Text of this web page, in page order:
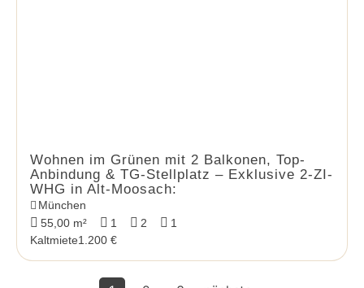
Wohnen im Grünen mit 2 Balkonen, Top-
Anbindung & TG-Stellplatz – Exklusive 2-ZI-
WHG in Alt-Moosach:
München
55,00 m²
1 2
1
Kaltmiete1.200 €